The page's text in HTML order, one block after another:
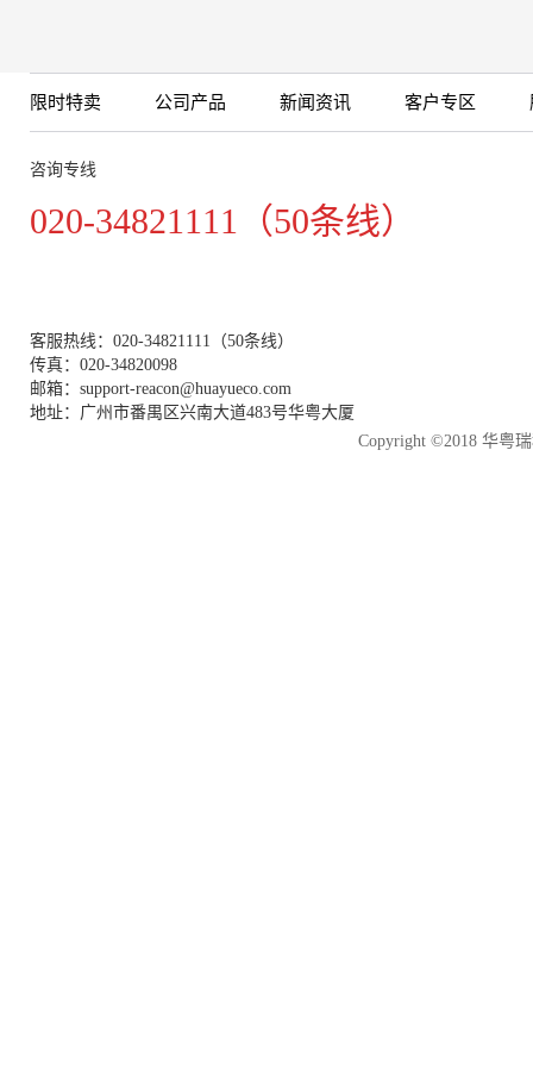
限时特卖 公司产品 新闻资讯 客户专区
咨询专线
020-34821111（50条线）
客服热线：020-34821111（50条线）
传真：020-34820098
邮箱：support-reacon@huayueco.com
地址：广州市番禺区兴南大道483号华粤大厦
Copyright ©2018 华粤